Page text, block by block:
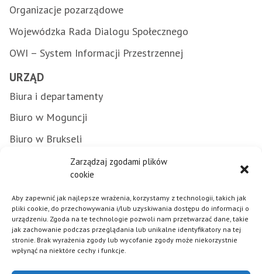
Zarządzaj zgodami plików
cookie
Aby zapewnić jak najlepsze wrażenia, korzystamy z technologii, takich jak
pliki cookie, do przechowywania i/lub uzyskiwania dostępu do informacji o
urządzeniu. Zgoda na te technologie pozwoli nam przetwarzać dane, takie
jak zachowanie podczas przeglądania lub unikalne identyfikatory na tej
stronie. Brak wyrażenia zgody lub wycofanie zgody może niekorzystnie
wpłynąć na niektóre cechy i funkcje.
Organizacje pozarządowe
Wojewódzka Rada Dialogu Społecznego
OWI – System Informacji Przestrzennej
URZĄD
Biura i departamenty
Biuro w Moguncji
Biuro w Brukseli
Załatwianie spraw w urzędzie
Zamówienia publiczne
Punkty Informacyjne FE
Praca w urzędzie